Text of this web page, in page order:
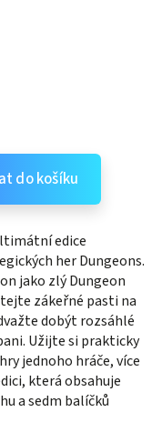
do košíku
edice
her Dungeons.
jako zlý Dungeon
zákeřné pasti na
dobýt rozsáhlé
Užijte si prakticky
jednoho hráče, více
která obsahuje
a sedm balíčků